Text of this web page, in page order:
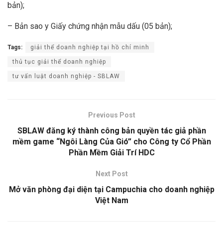
bản);
– Bản sao y Giấy chứng nhận mẫu dấu (05 bản);
Tags: giải thể doanh nghiệp tại hồ chí minh
thủ tục giải thể doanh nghiệp
tư vấn luật doanh nghiệp - SBLAW
Previous Post
SBLAW đăng ký thành công bản quyền tác giả phần
mềm game “Ngôi Làng Của Gió” cho Công ty Cổ Phần
Phần Mềm Giải Trí HDC
Next Post
Mở văn phòng đại diện tại Campuchia cho doanh nghiệp
Việt Nam